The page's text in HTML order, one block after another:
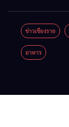
ข่าวเชียงราย
อาหาร